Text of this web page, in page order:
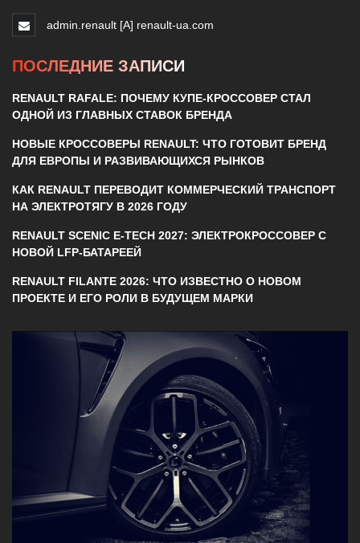
admin.renault [A] renault-ua.com
ПОСЛЕДНИЕ ЗАПИСИ
RENAULT RAFALE: ПОЧЕМУ КУПЕ-КРОССОВЕР СТАЛ
ОДНОЙ ИЗ ГЛАВНЫХ СТАВОК БРЕНДА
НОВЫЕ КРОССОВЕРЫ RENAULT: ЧТО ГОТОВИТ БРЕНД
ДЛЯ ЕВРОПЫ И РАЗВИВАЮЩИХСЯ РЫНКОВ
КАК RENAULT ПЕРЕВОДИТ КОММЕРЧЕСКИЙ ТРАНСПОРТ
НА ЭЛЕКТРОТЯГУ В 2026 ГОДУ
RENAULT SCENIC E-TECH 2027: ЭЛЕКТРОКРОССОВЕР С
НОВОЙ LFP-БАТАРЕЕЙ
RENAULT FILANTE 2026: ЧТО ИЗВЕСТНО О НОВОМ
ПРОЕКТЕ И ЕГО РОЛИ В БУДУЩЕМ МАРКИ